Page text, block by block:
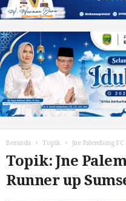
Beranda Topik Jne Palembang
Topik: Jne
Runner up